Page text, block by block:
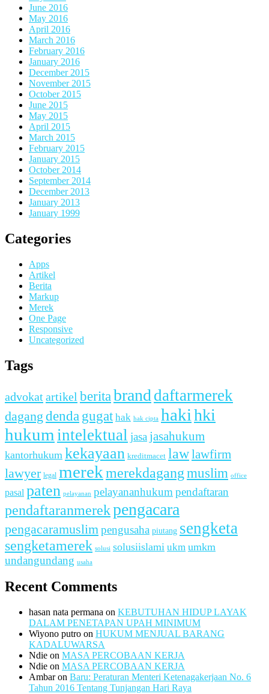
June 2016
May 2016
April 2016
March 2016
February 2016
January 2016
December 2015
November 2015
October 2015
June 2015
May 2015
April 2015
March 2015
February 2015
January 2015
October 2014
September 2014
December 2013
January 2013
January 1999
Categories
Apps
Artikel
Berita
Markup
Merek
One Page
Responsive
Uncategorized
Tags
advokat artikel beritabrand daftarmerek
dagang denda gugat hak hak cipta hakihki
hukum intelektual jasa jasahukum
kantorhukum kekayaan kreditmacet lawlawfirm
lawyer legal merekmerekdagang muslim office
pasal paten pelayanan pelayananhukum pendaftaran
pendaftaranmerekpengacara
pengacaramuslim pengusaha piutang sengketa
sengketamerek solusi solusiislami ukm umkm
undangundang usaha
Recent Comments
hasan nata permana on KEBUTUHAN HIDUP LAYAK
DALAM PENETAPAN UPAH MINIMUM
Wiyono putro on HUKUM MENJUAL BARANG
KADALUWARSA
Ndie on MASA PERCOBAAN KERJA
Ndie on MASA PERCOBAAN KERJA
Ambaron Baru: Peraturan Menteri Ketenagakerjaan No. 6
Tahun 2016 Tentang Tunjangan Hari Raya